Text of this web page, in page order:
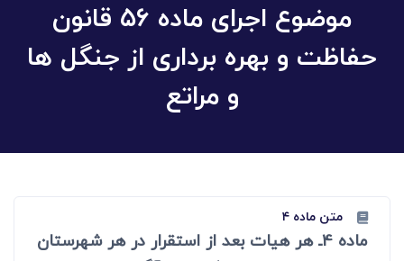
موضوع اجرای ماده ۵۶ قانون
حفاظت و بهره برداری از جنگل ها
و مراتع
متن ماده ۴
ماده 4ـ هر هیات بعد از استقرار در هر شهرستان